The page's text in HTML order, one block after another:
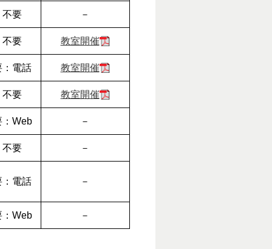
不要 －
不要 教室開催
：電話 教室開催
不要 教室開催
：Web －
不要 －
：電話 －
：Web －